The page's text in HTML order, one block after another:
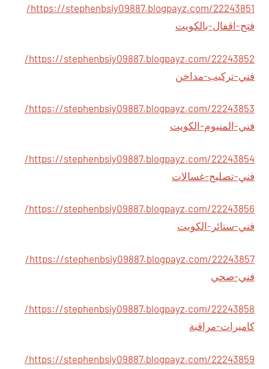
https://stephenbsiy09887.blogpayz.com/22243851/
فتح-اقفال-بالكويت
https://stephenbsiy09887.blogpayz.com/22243852/
فني-تركيب-مداخن
https://stephenbsiy09887.blogpayz.com/22243853/
فني-المنيوم-الكويت
https://stephenbsiy09887.blogpayz.com/22243854/
فني-تصليح-غسالات
https://stephenbsiy09887.blogpayz.com/22243856/
فني-ستائر-الكويت
https://stephenbsiy09887.blogpayz.com/22243857/
فني-صحي
https://stephenbsiy09887.blogpayz.com/22243858/
كاميرات-مراقبة
https://stephenbsiy09887.blogpayz.com/22243859/